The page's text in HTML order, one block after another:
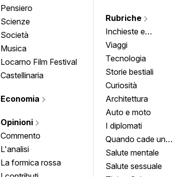
Pensiero
Scienze
Società
Musica
Locarno Film Festival
Castellinaria
Economia
Opinioni
Commento
L'analisi
La formica rossa
Rubriche
Inchieste e
approfondimenti
Viaggi
Tecnologia
Storie bestiali
Curiosità
Architettura
Auto e moto
I diplomati
Quando cade un
quadro
Salute mentale
Salute sessuale